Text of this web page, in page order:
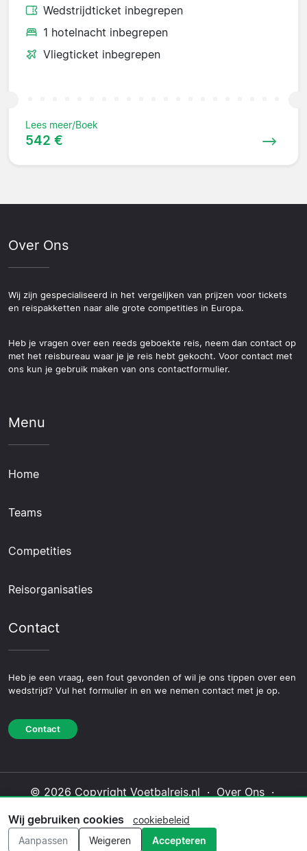
Wedstrijdticket inbegrepen
1 hotelnacht inbegrepen
Vliegticket inbegrepen
Lees meer/Boek
542 €
Over Ons
Wij zijn gespecialiseerd in het vergelijken van prijzen voor tickets
en reispakketten naar alle grote competities in Europa.
Heb je vragen over een reeds geboekte reis, neem dan contact op
met het reisbureau waar je je reis hebt gekocht. Voor contact met
ons kun je gebruik maken van ons contactformulier.
Menu
Home
Teams
Competities
Reisorganisaties
Contact
Heb je een vraag, een fout gevonden of wil je ons tippen over een
wedstrijd? Vul het formulier in en we nemen contact met je op.
Contact
© 2026 Copyright Voetbalreis.nl · Over Ons·
Redactioneel beleid
Wij gebruiken cookies
cookiebeleid
Aanpassen
Weigeren Accepteren